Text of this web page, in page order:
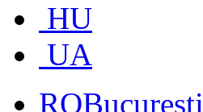
HU
UA
ROBucurești